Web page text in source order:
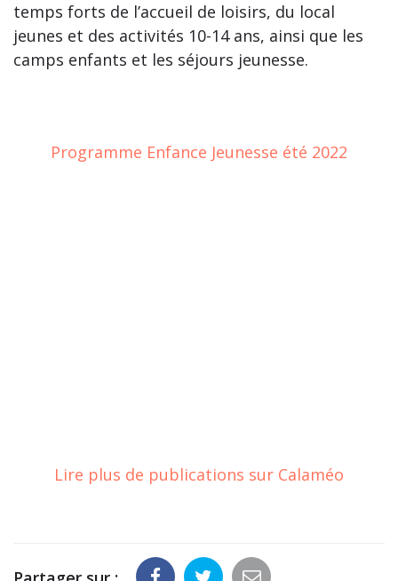
temps forts de l’accueil de loisirs, du local
jeunes et des activités 10-14 ans, ainsi que les
camps enfants et les séjours jeunesse.
Programme Enfance Jeunesse été 2022
Lire plus de publications sur Calaméo